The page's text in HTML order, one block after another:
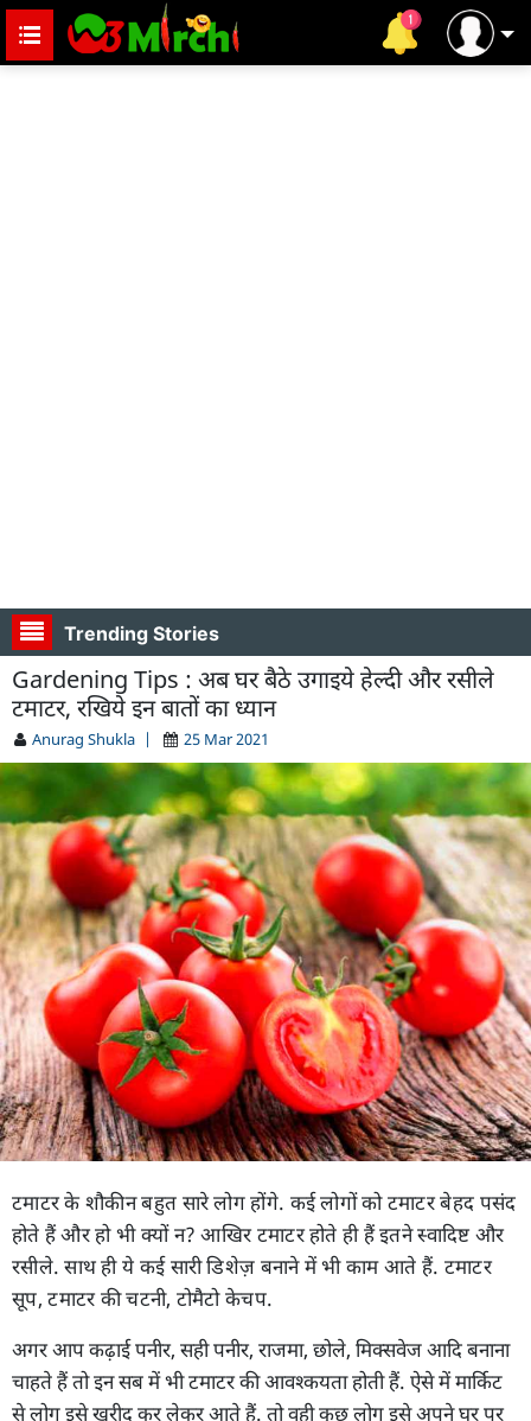
Trending Stories
Gardening Tips : अब घर बैठे उगाइये हेल्दी और रसीले
टमाटर, रखिये इन बातों का ध्यान
Anurag Shukla | 25 Mar 2021
टमाटर के शौकीन बहुत सारे लोग होंगे. कई लोगों को टमाटर बेहद पसंद
होते हैं और हो भी क्यों न? आखिर टमाटर होते ही हैं इतने स्वादिष्ट और
रसीले. साथ ही ये कई सारी डिशेज़ बनाने में भी काम आते हैं. टमाटर
सूप, टमाटर की चटनी, टोमैटो केचप.
अगर आप कढ़ाई पनीर, सही पनीर, राजमा, छोले, मिक्सवेज आदि बनाना
चाहते हैं तो इन सब में भी टमाटर की आवश्कयता होती हैं. ऐसे में मार्किट
से लोग इसे खरीद कर लेकर आते हैं. तो वही कुछ लोग इसे अपने घर पर